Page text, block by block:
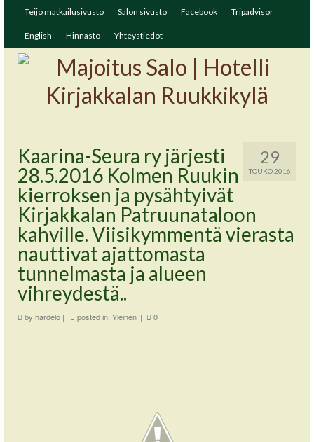
Teijo matkailusivusto Salon sivusto Facebook Tripadvisor
English Hinnasto Yhteystiedot
29
TOUKO 2016
Kaarina-Seura ry järjesti
28.5.2016 Kolmen Ruukin
kierroksen ja pysähtyivät
Kirjakkalan Patruunataloon
kahville. Viisikymmentä vierasta
nauttivat ajattomasta
tunnelmasta ja alueen
vihreydestä..
by hardelo | posted in: Yleinen | 0